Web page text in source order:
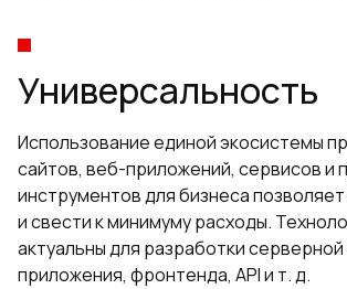
Универсальность
Использование единой экосистемы
сайтов, веб-приложений, сервисов и
инструментов для бизнеса позволяет
и свести к минимуму расходы.
актуальны для разработки серверной
приложения, фронтенда, API и т. д.